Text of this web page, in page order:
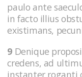
paulo ante
in facto illius
existimans,
9 Denique
credens, ad
instanter roganti